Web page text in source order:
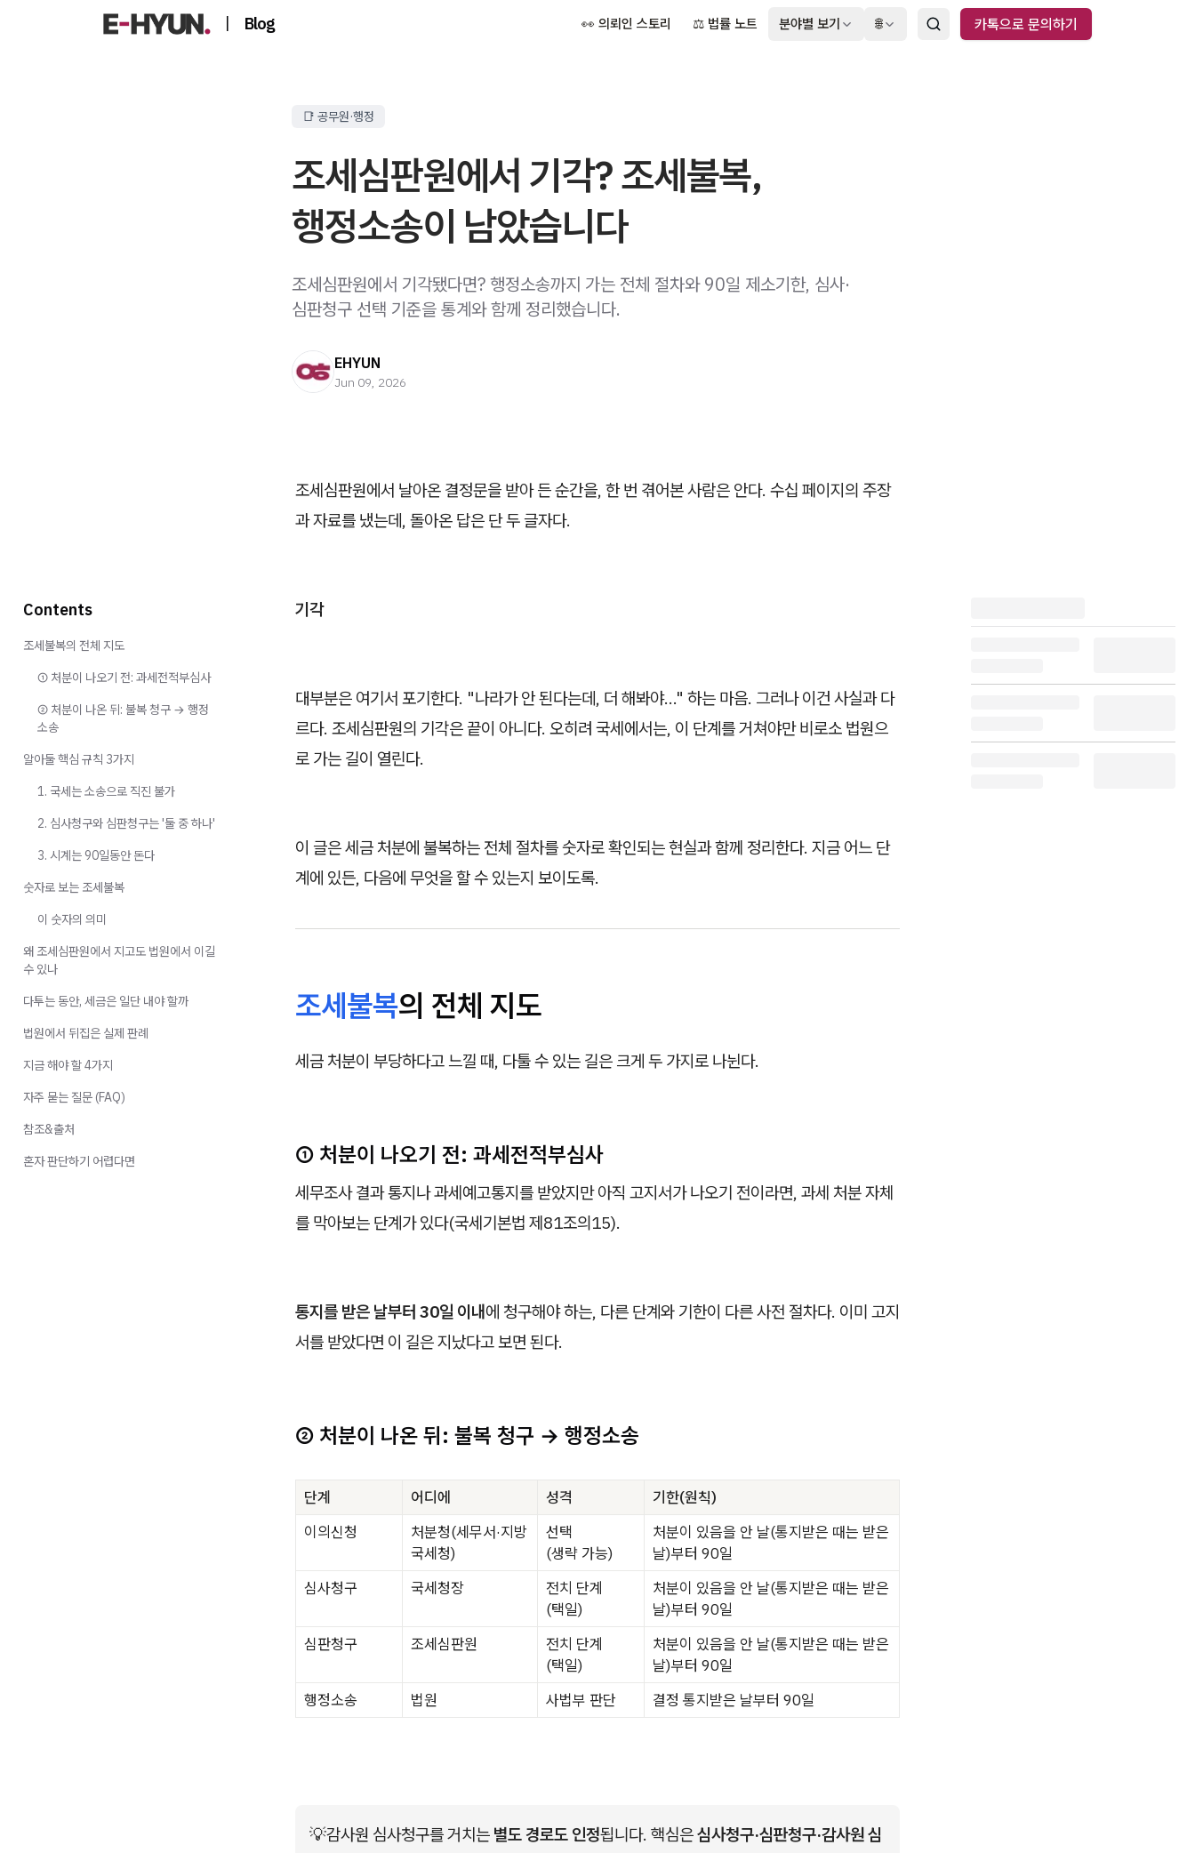
| Blog 👀 의뢰인 스토리 ⚖️ 법률 노트 분야별 보기 🌐 카톡으로 문의하기
📑 공무원·행정
조세심판원에서 기각? 조세불복,
행정소송이 남았습니다
조세심판원에서 기각됐다면? 행정소송까지 가는 전체 절차와 90일 제소기한, 심사·
심판청구 선택 기준을 통계와 함께 정리했습니다.
EHYUN
Jun 09, 2026
조세심판원에서 날아온 결정문을 받아 든 순간을, 한 번 겪어본 사람은 안다. 수십 페이지의 주장
과 자료를 냈는데, 돌아온 답은 단 두 글자다.
기각
대부분은 여기서 포기한다. "나라가 안 된다는데, 더 해봐야…" 하는 마음. 그러나 이건 사실과 다
르다. 조세심판원의 기각은 끝이 아니다. 오히려 국세에서는, 이 단계를 거쳐야만 비로소 법원으
로 가는 길이 열린다.
이 글은 세금 처분에 불복하는 전체 절차를 숫자로 확인되는 현실과 함께 정리한다. 지금 어느 단
계에 있든, 다음에 무엇을 할 수 있는지 보이도록.
조세불복의 전체 지도
세금 처분이 부당하다고 느낄 때, 다툴 수 있는 길은 크게 두 가지로 나뉜다.
① 처분이 나오기 전: 과세전적부심사
세무조사 결과 통지나 과세예고통지를 받았지만 아직 고지서가 나오기 전이라면, 과세 처분 자체
를 막아보는 단계가 있다(국세기본법 제81조의15).
통지를 받은 날부터 30일 이내에 청구해야 하는, 다른 단계와 기한이 다른 사전 절차다. 이미 고지
서를 받았다면 이 길은 지났다고 보면 된다.
② 처분이 나온 뒤: 불복 청구 → 행정소송
단계 어디에 성격
기한(원칙)
이의신청
처분청(세무서·지방
국세청)
선택
(생략 가능)
처분이 있음을 안 날(통지받은 때는 받은
날)부터 90일
심사청구
국세청장
전치 단계
(택일)
처분이 있음을 안 날(통지받은 때는 받은
날)부터 90일
심판청구
조세심판원
전치 단계
(택일)
처분이 있음을 안 날(통지받은 때는 받은
날)부터 90일
행정소송
법원 사법부 판단 결정 통지받은 날부터 90일
💡감사원 심사청구를 거치는 별도 경로도 인정됩니다. 핵심은 심사청구·심판청구·감사원 심
Contents
조세불복의 전체 지도
① 처분이 나오기 전: 과세전적부심사
② 처분이 나온 뒤: 불복 청구 → 행정
소송
알아둘 핵심 규칙 3가지
1. 국세는 소송으로 직진 불가
2. 심사청구와 심판청구는 '둘 중 하나'
3. 시계는 90일동안 돈다
숫자로 보는 조세불복
이 숫자의 의미
왜 조세심판원에서 지고도 법원에서 이길
수 있나
다투는 동안, 세금은 일단 내야 할까
법원에서 뒤집은 실제 판례
지금 해야 할 4가지
자주 묻는 질문 (FAQ)
참조&출처
혼자 판단하기 어렵다면